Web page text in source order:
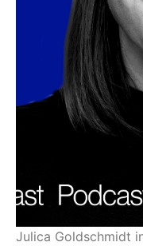
Julica Goldschmidt